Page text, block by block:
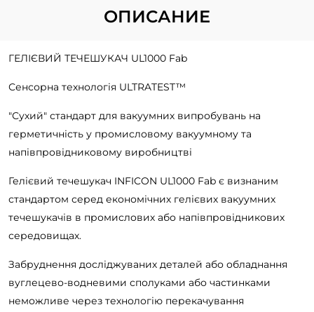
ОПИСАНИЕ
ГЕЛІЄВИЙ ТЕЧЕШУКАЧ UL1000 Fab
Сенсорна технологія ULTRATEST™
"Сухий" стандарт для вакуумних випробувань на
герметичність у промисловому вакуумному та
напівпровідниковому виробництві
Гелієвий течешукач INFICON UL1000 Fab є визнаним
стандартом серед економічних гелієвих вакуумних
течешукачів в промислових або напівпровідникових
середовищах.
Забруднення досліджуваних деталей або обладнання
вуглецево-водневими сполуками або частинками
неможливе через технологію перекачування